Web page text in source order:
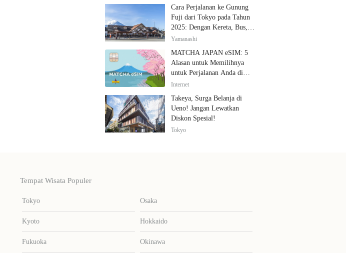
Cara Perjalanan ke Gunung
Fuji dari Tokyo pada Tahun
2025: Dengan Kereta, Bus,
dan Mobil
Yamanashi
MATCHA JAPAN eSIM: 5
Alasan untuk Memilihnya
untuk Perjalanan Anda di
Jepang
Internet
Takeya, Surga Belanja di
Ueno! Jangan Lewatkan
Diskon Spesial!
Tokyo
Tempat Wisata Populer
Tokyo Osaka
Kyoto Hokkaido
Fukuoka Okinawa